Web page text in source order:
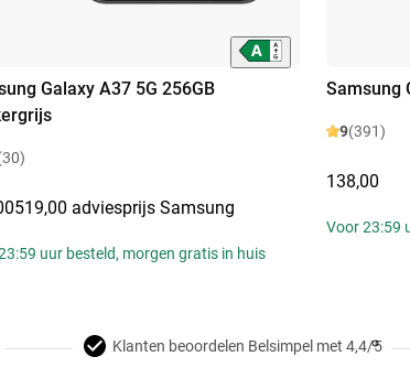
Galaxy A37 5G 256GB
519,00 adviesprijs Samsung
uur besteld, morgen gratis in huis
Samsung
9(391)
138,00
Voor 23:59
Klanten beoordelen Belsimpel met 4,4/5